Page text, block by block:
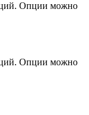
Опции можно
Опции можно